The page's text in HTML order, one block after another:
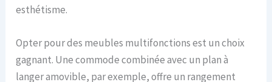
esthétisme.
Opter pour des meubles multifonctions est un choix
gagnant. Une commode combinée avec un plan à
langer amovible, par exemple, offre un rangement